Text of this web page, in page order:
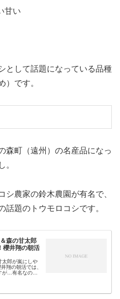
甘い
として話題になっている品種
）です。
森町（遠州）の名産品になっ
。
シ農家の鈴木農園が有名で、
話題のトウモロコシです。
森の甘太郎
櫻井翔の朝活
太郎が嵐にしや
翔の朝活では、
が…有名なの